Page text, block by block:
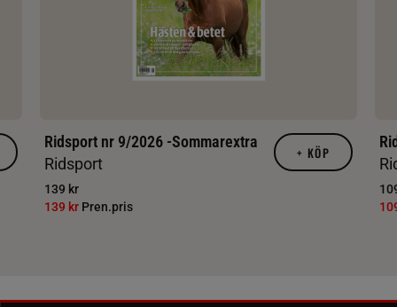
Ridsport nr 9/2026 -Sommarextra
Ridsport
139 kr
139 kr Pren.pris
+ KÖP